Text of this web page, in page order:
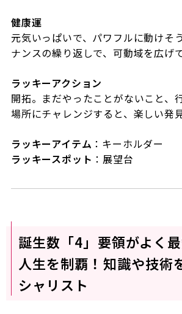
健康運
元気いっぱいで、パワフルに動けそ
ナンスの繰り返しで、可動域を広げ
ラッキーアクション
開拓。まだやったことがないこと、
場所にチャレンジすると、楽しい発
ラッキーアイテム ：キーホルダー
ラッキースポット ：展望台
誕生数「4」要領がよく
人生を制覇！知識や技術
シャリスト